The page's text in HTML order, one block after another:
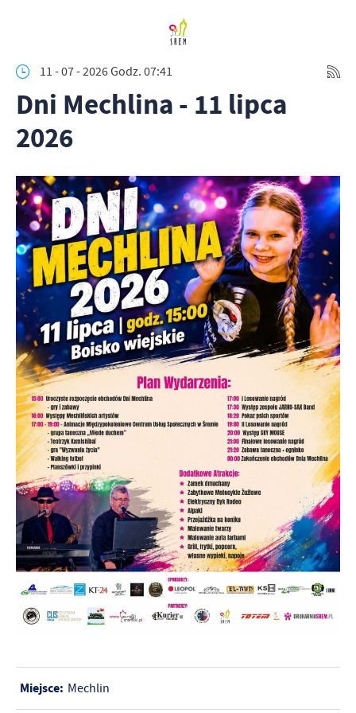
11 - 07 - 2026 Godz. 07:41
Dni Mechlina - 11 lipca
2026
Miejsce: Mechlin